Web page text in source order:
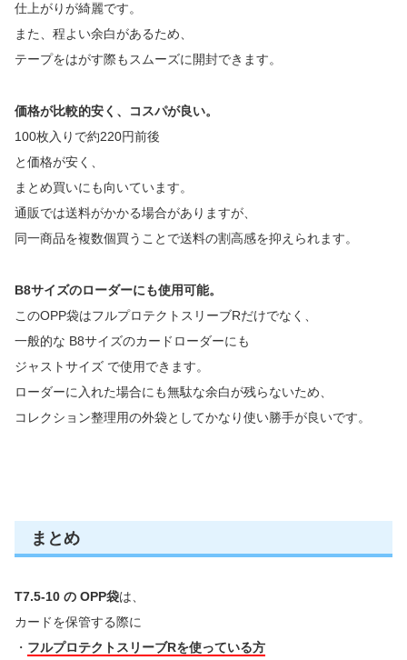
仕上がりが綺麗です。
また、程よい余白があるため、
テープをはがす際もスムーズに開封できます。
価格が比較的安く、コスパが良い。
100枚入りで約220円前後
と価格が安く、
まとめ買いにも向いています。
通販では送料がかかる場合がありますが、
同一商品を複数個買うことで送料の割高感を抑えられます。
B8サイズのローダーにも使用可能。
このOPP袋はフルプロテクトスリーブRだけでなく、
一般的な B8サイズのカードローダーにも
ジャストサイズ で使用できます。
ローダーに入れた場合にも無駄な余白が残らないため、
コレクション整理用の外袋としてかなり使い勝手が良いです。
まとめ
T7.5-10 の OPP袋は、
カードを保管する際に
・ フルプロテクトスリーブRを使っている方